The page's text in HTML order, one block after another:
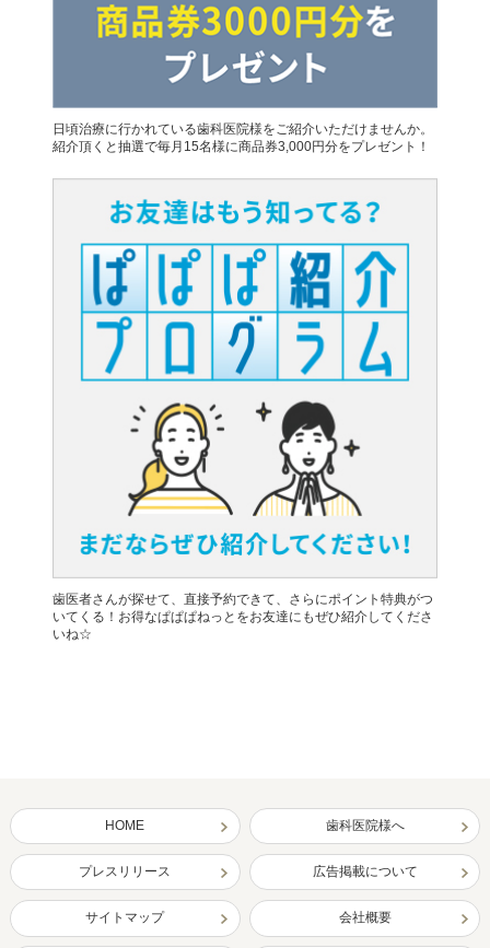
日頃治療に行かれている歯科医院様をご紹介いただけませんか。
紹介頂くと抽選で毎月15名様に商品券3,000円分をプレゼント！
歯医者さんが探せて、直接予約できて、さらにポイント特典がつ
いてくる！お得なぱぱぱねっとをお友達にもぜひ紹介してくださ
いね☆
HOME 歯科医院様へ
プレスリリース 広告掲載について
サイトマップ 会社概要